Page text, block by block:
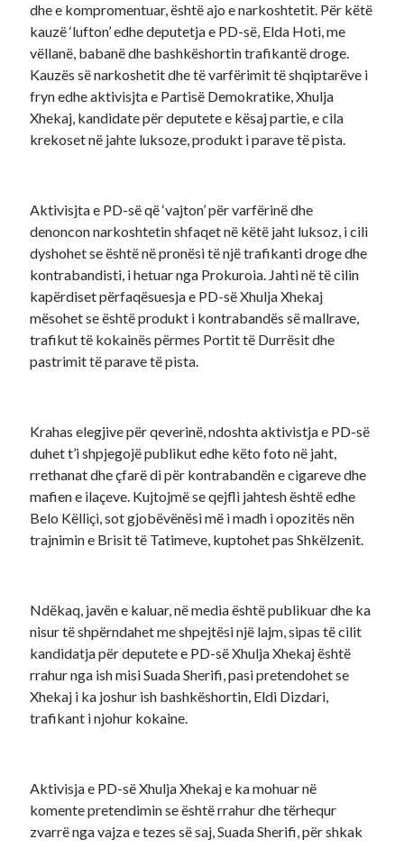
dhe e kompromentuar, është ajo e narkoshtetit. Për këtë
kauzë ‘lufton’ edhe deputetja e PD-së, Elda Hoti, me
vëllanë, babanë dhe bashkëshortin trafikantë droge.
Kauzës së narkoshetit dhe të varfërimit të shqiptarëve i
fryn edhe aktivisjta e Partisë Demokratike, Xhulja
Xhekaj, kandidate për deputete e kësaj partie, e cila
krekoset në jahte luksoze, produkt i parave të pista.
Aktivisjta e PD-së që ‘vajton’ për varfërinë dhe
denoncon narkoshtetin shfaqet në këtë jaht luksoz, i cili
dyshohet se është në pronësi të një trafikanti droge dhe
kontrabandisti, i hetuar nga Prokuroia. Jahti në të cilin
kapërdiset përfaqësuesja e PD-së Xhulja Xhekaj
mësohet se është produkt i kontrabandës së mallrave,
trafikut të kokainës përmes Portit të Durrësit dhe
pastrimit të parave të pista.
Krahas elegjive për qeverinë, ndoshta aktivistja e PD-së
duhet t’i shpjegojë publikut edhe këto foto në jaht,
rrethanat dhe çfarë di për kontrabandën e cigareve dhe
mafien e ilaçeve. Kujtojmë se qejfli jahtesh është edhe
Belo Këlliçi, sot gjobëvënësi më i madh i opozitës nën
trajnimin e Brisit të Tatimeve, kuptohet pas Shkëlzenit.
Ndëkaq, javën e kaluar, në media është publikuar dhe ka
nisur të shpërndahet me shpejtësi një lajm, sipas të cilit
kandidatja për deputete e PD-së Xhulja Xhekaj është
rrahur nga ish misi Suada Sherifi, pasi pretendohet se
Xhekaj i ka joshur ish bashkëshortin, Eldi Dizdari,
trafikant i njohur kokaine.
Aktivisja e PD-së Xhulja Xhekaj e ka mohuar në
komente pretendimin se është rrahur dhe tërhequr
zvarrë nga vajza e tezes së saj, Suada Sherifi, për shkak